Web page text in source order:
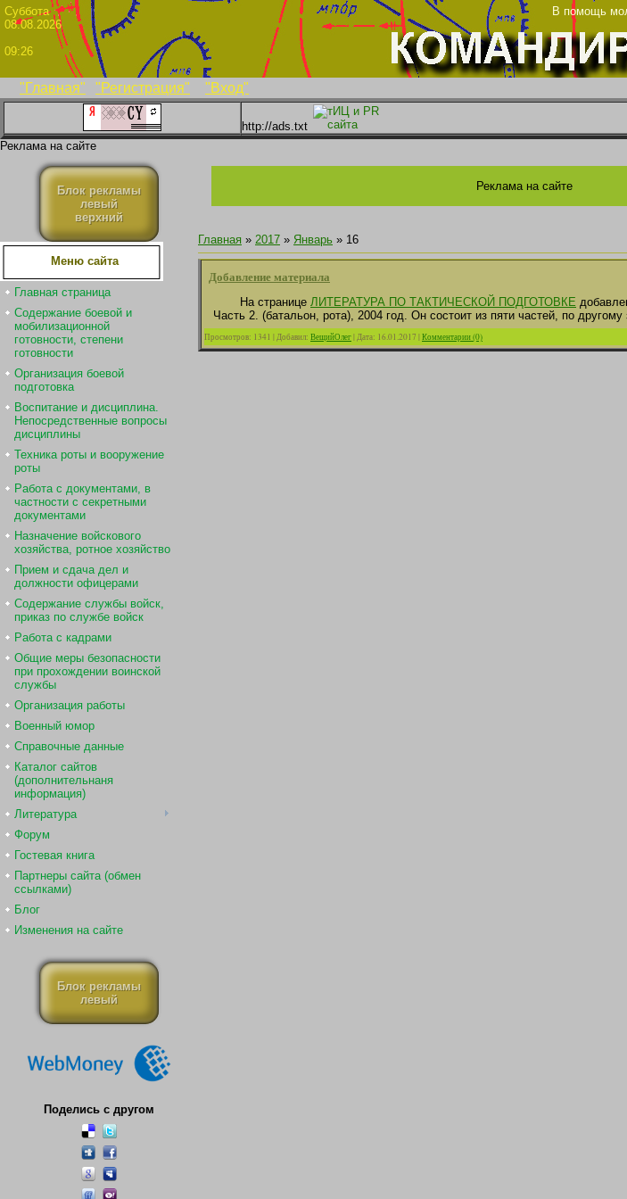
"Главная" "Регистрация" "Вход"
Суббота
В помощь
08.08.2026
09:26
http://ads.txt
Реклама на сайте
Блок рекламы
левый
верхний
Меню сайта
Главная страница
Содержание боевой и
мобилизационной
готовности, степени
готовности
Организация боевой
подготовка
Воспитание и дисциплина.
Непосредственные вопросы
дисциплины
Техника роты и вооружение
роты
Работа с документами, в
частности с секретными
документами
Назначение войскового
хозяйства, ротное хозяйство
Прием и сдача дел и
должности офицерами
Содержание службы войск,
приказ по службе войск
Работа с кадрами
Общие меры безопасности
при прохождении воинской
службы
Организация работы
Военный юмор
Справочные данные
Каталог сайтов
(дополнительнаня
информация)
Литература
Форум
Гостевая книга
Партнеры сайта (обмен
ссылками)
Блог
Изменения на сайте
Блок рекламы
левый
Поделись с другом
Реклама на сайте
Главная » 2017 » Январь » 16
Добавление материала
На странице ЛИТЕРАТУРА ПО ТАКТИЧЕСКОЙ ПОДГОТОВКЕ
Часть 2. (батальон, рота), 2004 год. Он состоит из пяти частей, по другому
Просмотров: 1341 |Добавил: ВещийОлег|Дата: 16.01.2017 |Комментарии (0)